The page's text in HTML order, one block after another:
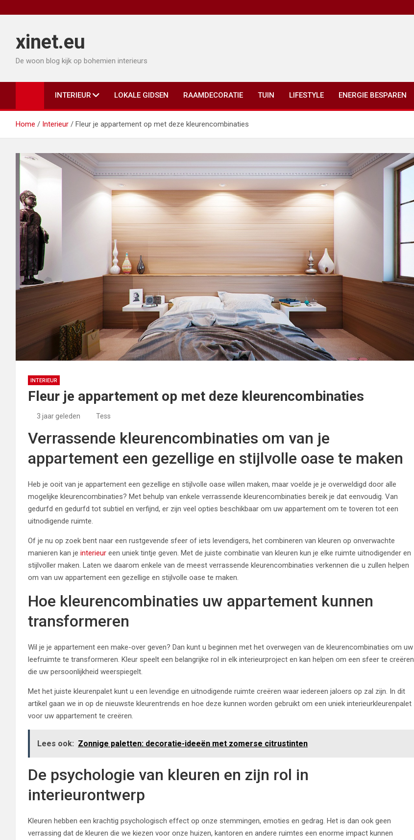
naar
inhoudxinet.eu
De woon blog kijk op bohemien interieurs
INTERIEUR LOKALE GIDSEN RAAMDECORATIE TUIN LIFESTYLE ENERGIE BESPAREN
Home Interieur Fleur je appartement op met deze kleurencombinaties
INTERIEUR
Fleur je appartement op met deze kleurencombinaties
3 jaar geleden Tess
Verrassende kleurencombinaties om van je
appartement een gezellige en stijlvolle oase te maken
Heb je ooit van je appartement een gezellige en stijlvolle oase willen maken, maar voelde je je overweldigd door alle
mogelijke kleurencombinaties? Met behulp van enkele verrassende kleurencombinaties bereik je dat eenvoudig. Van
gedurfd en gedurfd tot subtiel en verfijnd, er zijn veel opties beschikbaar om uw appartement om te toveren tot een
uitnodigende ruimte.
Of je nu op zoek bent naar een rustgevende sfeer of iets levendigers, het combineren van kleuren op onverwachte
manieren kan je interieur een uniek tintje geven. Met de juiste combinatie van kleuren kun je elke ruimte uitnodigender en
stijlvoller maken. Laten we daarom enkele van de meest verrassende kleurencombinaties verkennen die u zullen helpen
om van uw appartement een gezellige en stijlvolle oase te maken.
Hoe kleurencombinaties uw appartement kunnen
transformeren
Wil je je appartement een make-over geven? Dan kunt u beginnen met het overwegen van de kleurencombinaties om uw
leefruimte te transformeren. Kleur speelt een belangrijke rol in elk interieurproject en kan helpen om een sfeer te creëren
die uw persoonlijkheid weerspiegelt.
Met het juiste kleurenpalet kunt u een levendige en uitnodigende ruimte creëren waar iedereen jaloers op zal zijn. In dit
artikel gaan we in op de nieuwste kleurentrends en hoe deze kunnen worden gebruikt om een uniek interieurkleurenpalet
voor uw appartement te creëren.
Lees ook: Zonnige paletten: decoratie-ideeën met zomerse citrustinten
De psychologie van kleuren en zijn rol in
interieurontwerp
Kleuren hebben een krachtig psychologisch effect op onze stemmingen, emoties en gedrag. Het is dan ook geen
verrassing dat de kleuren die we kiezen voor onze huizen, kantoren en andere ruimtes een enorme impact kunnen